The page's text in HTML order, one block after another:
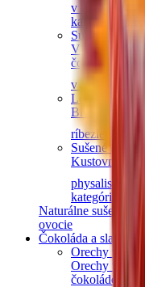
v čokoláde
kategórie
Sušené
V horkej
čokoláde a
v čokoláde
Lesné ovocie
Brusnice a
ríbezle
Sušené
Kustovnica
physalis
kategórie
Naturálne sušené
ovocie
Čokoláda a sladkosti
Orechy v
Orechy v
čokoláde